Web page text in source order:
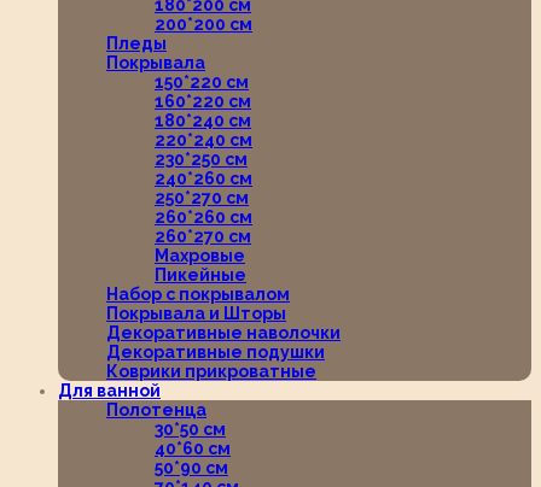
180*200 см
200*200 см
Пледы
Покрывала
150*220 см
160*220 см
180*240 см
220*240 см
230*250 см
240*260 см
250*270 см
260*260 см
260*270 см
Махровые
Пикейные
Набор с покрывалом
Покрывала и Шторы
Декоративные наволочки
Декоративные подушки
Коврики прикроватные
Для ванной
Полотенца
30*50 см
40*60 см
50*90 см